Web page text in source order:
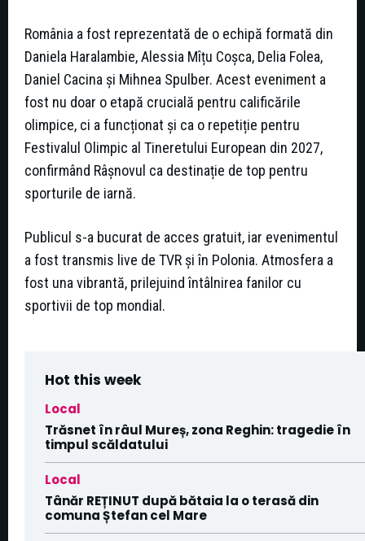
România a fost reprezentată de o echipă formată din
Daniela Haralambie, Alessia Mîțu Coșca, Delia Folea,
Daniel Cacina și Mihnea Spulber. Acest eveniment a
fost nu doar o etapă crucială pentru calificările
olimpice, ci a funcționat și ca o repetiție pentru
Festivalul Olimpic al Tineretului European din 2027,
confirmând Râșnovul ca destinație de top pentru
sporturile de iarnă.
Publicul s-a bucurat de acces gratuit, iar evenimentul
a fost transmis live de TVR și în Polonia. Atmosfera a
fost una vibrantă, prilejuind întâlnirea fanilor cu
sportivii de top mondial.
Hot this week
Local
Trăsnet în râul Mureș, zona Reghin: tragedie în
timpul scăldatului
Local
Tânăr REȚINUT după bătaia la o terasă din
comuna Ștefan cel Mare